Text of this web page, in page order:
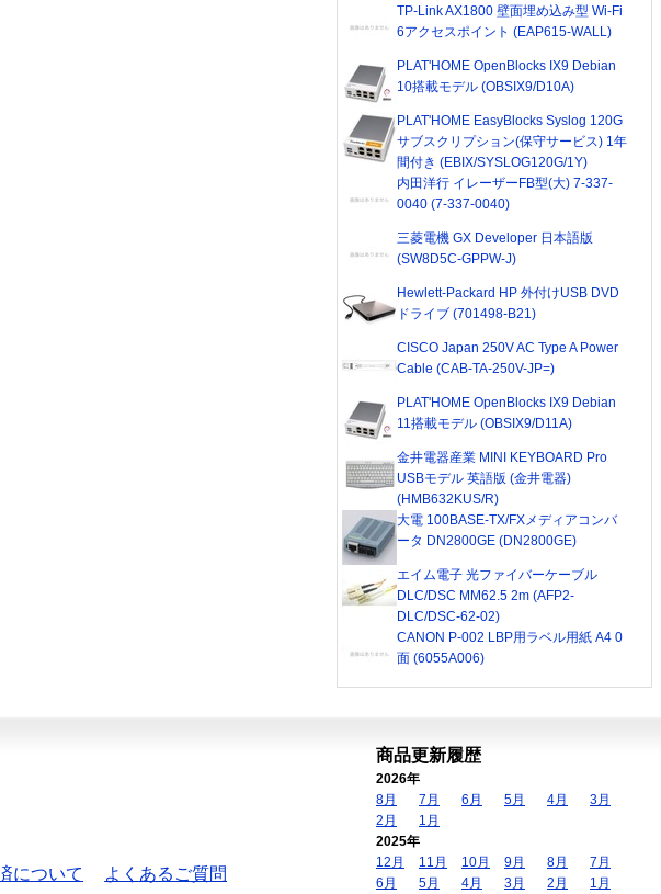
TP-Link AX1800 壁面埋め込み型 Wi-Fi
6アクセスポイント (EAP615-WALL)
PLAT'HOME OpenBlocks IX9 Debian
10搭載モデル (OBSIX9/D10A)
PLAT'HOME EasyBlocks Syslog 120G
サブスクリプション(保守サービス) 1年
間付き (EBIX/SYSLOG120G/1Y)
内田洋行 イレーザーFB型(大) 7-337-
0040 (7-337-0040)
三菱電機 GX Developer 日本語版
(SW8D5C-GPPW-J)
Hewlett-Packard HP 外付けUSB DVD
ドライブ (701498-B21)
CISCO Japan 250V AC Type A Power
Cable (CAB-TA-250V-JP=)
PLAT'HOME OpenBlocks IX9 Debian
11搭載モデル (OBSIX9/D11A)
金井電器産業 MINI KEYBOARD Pro
USBモデル 英語版 (金井電器)
(HMB632KUS/R)
大電 100BASE-TX/FXメディアコンバ
ータ DN2800GE (DN2800GE)
エイム電子 光ファイバーケーブル
DLC/DSC MM62.5 2m (AFP2-
DLC/DSC-62-02)
CANON P-002 LBP用ラベル用紙 A4 0
面 (6055A006)
について
よくあるご質問
商品更新履歴
2026年
8月
7月 6月 5月 4月
3月
2月
1月
2025年
12月
11月 10月 9月 8月
7月
6月
5月 4月 3月 2月
1月